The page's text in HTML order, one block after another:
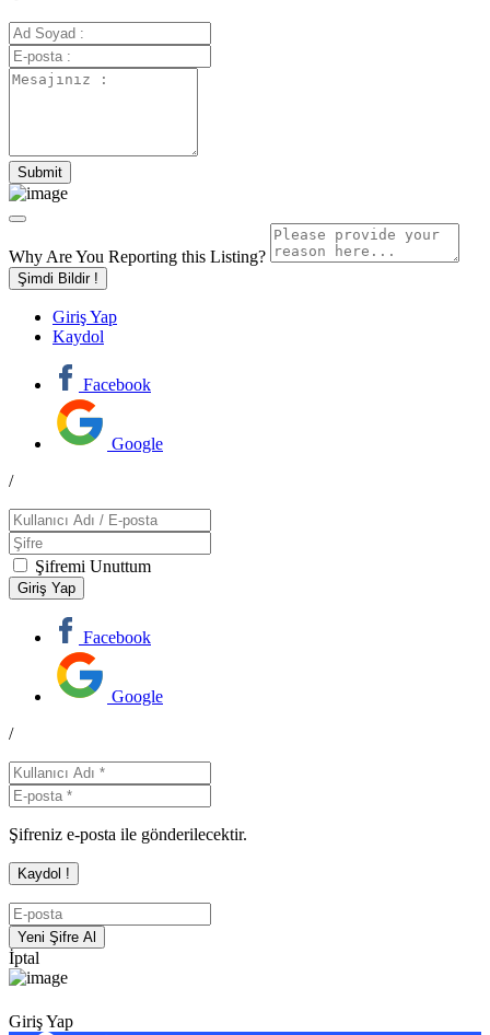
Why Are You Reporting this Listing?
Şimdi Bildir !
Giriş Yap
Kaydol
Facebook
Google
/
Şifremi Unuttum
Facebook
Google
/
Şifreniz e-posta ile gönderilecektir.
İptal
Giriş Yap